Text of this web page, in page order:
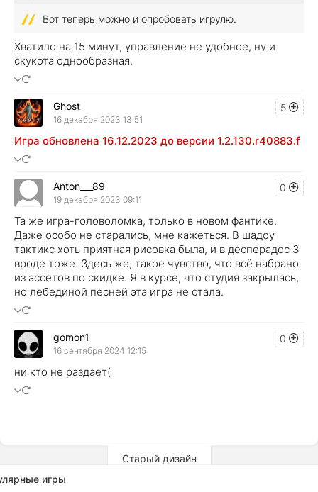
Вот теперь можно и опробовать игрулю.
Хватило на 15 минут, управление не удобное, ну и
скукота однообразная.
5
Ghost
16 декабря 2023 13:51
Игра обновлена 16.12.2023 до версии 1.2.130.r40883.f
0
Anton___89
19 декабря 2023 09:11
Та же игра-головоломка, только в новом фантике.
Даже особо не старались, мне кажеться. В шадоу
тактикс хоть приятная рисовка была, и в десперадос 3
вроде тоже. Здесь же, такое чувство, что всё набрано
из ассетов по скидке. Я в курсе, что студия закрылась,
но лебединой песней эта игра не стала.
0
gomon1
16 сентября 2024 12:15
ни кто не раздает(
Старый дизайн
игры